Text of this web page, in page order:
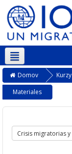
Slovenčina ‎(sk)‎
Domov Kurzy
Materiales